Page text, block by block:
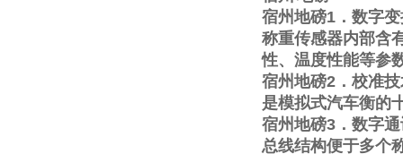
宿州地磅1 ．数字
称重传感器内部含
性、温度性能等参
宿州地磅2 ．校准
是模拟式汽车衡的
宿州地磅3 ．数字
总线结构便于多个